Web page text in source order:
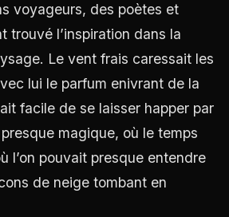
voyageurs, des poètes et
trouvé l’inspiration dans la
Le vent frais caressait les
lui le parfum enivrant de la
facile de se laisser happer par
magique, où le temps
l’on pouvait presque entendre
de neige tombant en